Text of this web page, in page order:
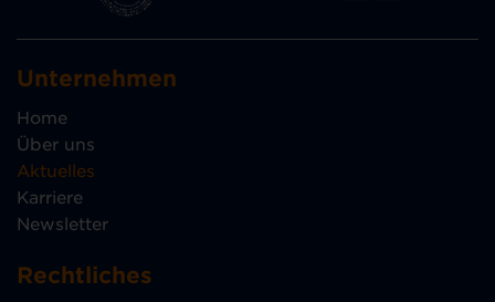
Unternehmen
Home
Über uns
Aktuelles
Karriere
Newsletter
Rechtliches